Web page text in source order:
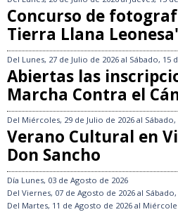
Concurso de
Tierra Llana Leonesa'
Del Lunes, 27 de Julio de 2026 al Sábado, 15
Abiertas las
Marcha Contra el
Del Miércoles, 29 de Julio de 2026 al
Verano Cultural en
Don Sancho
Día Lunes, 03 de Agosto de 2026
Del Viernes, 07 de Agosto de 2026 al
Del Martes, 11 de Agosto de 2026 al